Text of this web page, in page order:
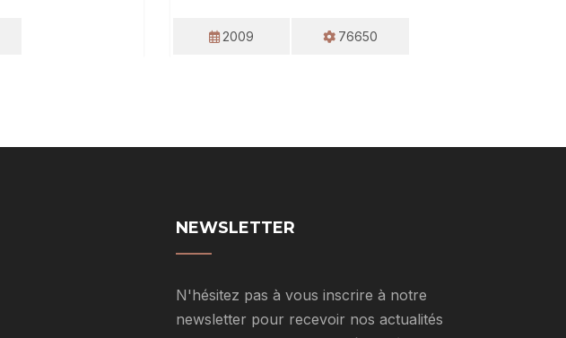
2009 76650
NEWSLETTER
N'hésitez pas à vous inscrire à notre
newsletter pour recevoir nos actualités